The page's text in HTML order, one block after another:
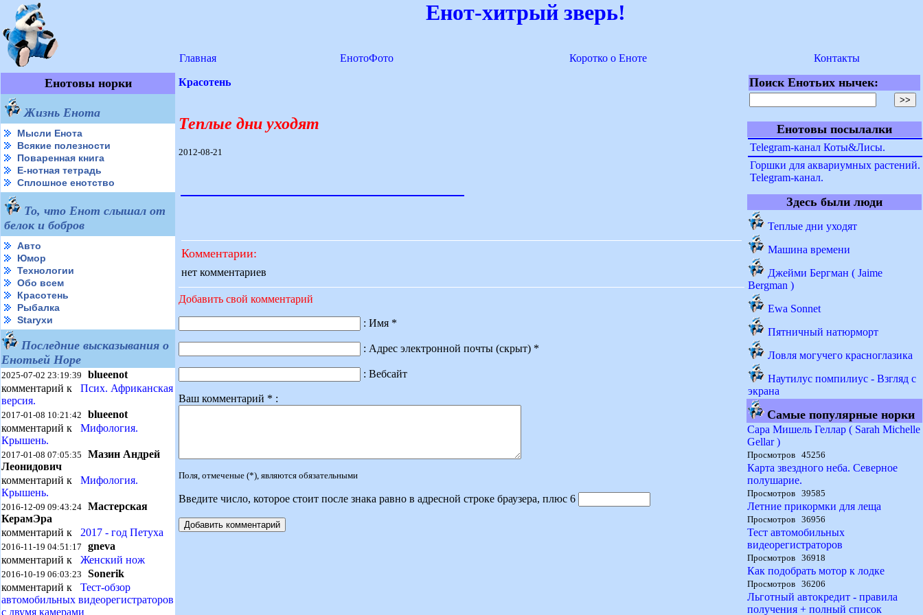
Енот-хитрый зверь!
Главная ЕнотоФото Коротко о Еноте Контакты
Енотовы норки
Жизнь Енота
Мысли Енота
Всякие полезности
Поваренная книга
Е-нотная тетрадь
Сплошное енотство
То, что Енот слышал от
белок и бобров
Авто
Юмор
Технологии
Обо всем
Красотень
Рыбалка
Starухи
Последние высказывания о
Енотьей Норе
2025-07-02 23:19:39 blueenot
комментарий к Псих. Африканская
версия.
2017-01-08 10:21:42 blueenot
комментарий к Мифология.
Крышень.
2017-01-08 07:05:35 Мазин Андрей
Леонидович
комментарий к Мифология.
Крышень.
2016-12-09 09:43:24 Мастерская
КерамЭра
комментарий к 2017 - год Петуха
2016-11-19 04:51:17 gneva
комментарий к Женский нож
2016-10-19 06:03:23 Sonerik
комментарий к Тест-обзор
автомобильных видеорегистраторов
с двумя камерами
Красотень
Теплые дни уходят
2012-08-21
Комментарии:
нет комментариев
Добавить свой комментарий
: Имя *
: Адрес электронной почты (скрыт) *
: Вебсайт
Ваш комментарий * :
Поля, отмеченые (*), являются обязательными
Введите число, которое стоит после знака равно в адресной строке браузера, плюс 6
Поиск Енотьих нычек:
Енотовы посылалки
Telegram-канал Коты&Лисы.
Горшки для аквариумных растений.
Telegram-канал.
Здесь были люди
Теплые дни уходят
Машина времени
Джейми Бергман ( Jaime
Bergman )
Ewa Sonnet
Пятничный натюрморт
Ловля могучего красноглазика
Наутилус помпилиус - Взгляд с
экрана
Самые популярные норки
Сара Мишель Геллар ( Sarah Michelle
Gellar )
Просмотров 45256
Карта звездного неба. Северное
полушарие.
Просмотров 39585
Летние прикормки для леща
Просмотров 36956
Тест автомобильных
видеорегистраторов
Просмотров 36918
Как подобрать мотор к лодке
Просмотров 36206
Льготный автокредит - правила
получения + полный список